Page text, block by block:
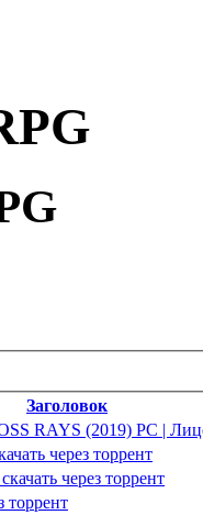
Заголовок
RAYS (2019) PC |
через торрент
через торрент
торрент